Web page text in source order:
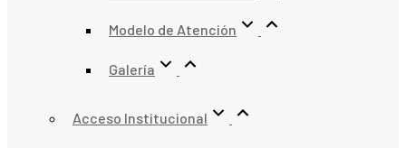
Modelo de Atención
Galería
Acceso Institucional